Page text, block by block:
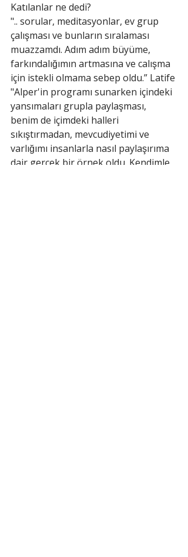
Katılanlar ne dedi?
".. sorular, meditasyonlar, ev grup
çalışması ve bunların sıralaması
muazzamdı. Adım adım büyüme,
farkındalığımın artmasına ve calışma
için istekli olmama sebep oldu.” Latife
"Alper'in programı sunarken içindeki
yansımaları grupla paylaşması,
benim de içimdeki halleri
sıkıştırmadan, mevcudiyetimi ve
varlığımı insanlarla nasıl paylaşırıma
dair gerçek bir örnek oldu. Kendimle